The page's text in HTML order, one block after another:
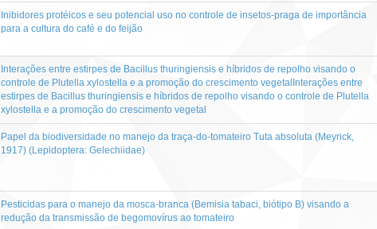
Inibidores protéicos e seu potencial uso no controle de insetos-praga de importância
para a cultura do café e do feijão
Interações entre estirpes de Bacillus thuringiensis e híbridos de repolho visando o
controle de Plutella xylostella e a promoção do crescimento vegetalInterações entre
estirpes de Bacillus thuringiensis e híbridos de repolho visando o controle de Plutella
xylostella e a promoção do crescimento vegetal
Papel da biodiversidade no manejo da traça-do-tomateiro Tuta absoluta (Meyrick,
1917) (Lepidoptera: Gelechiidae)
Pesticidas para o manejo da mosca-branca (Bemisia tabaci, biótipo B) visando a
redução da transmissão de begomovírus ao tomateiro